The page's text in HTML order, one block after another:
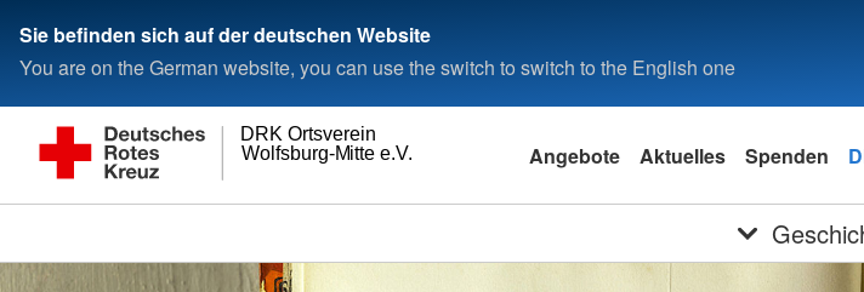
Sie befinden sich auf der deutschen Website
You are on the German website, you can use the switch to switch to the English one
Wolfsburg-Mitte e.V.
DRK Ortsverein
Angebote Aktuelles Spenden